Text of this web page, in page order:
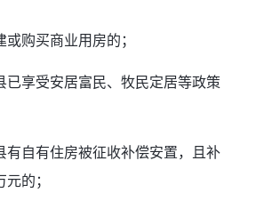
或购买商业用房的；
已享受安居富民、牧民定居等政策
有自有住房被征收补偿安置，且补
的；